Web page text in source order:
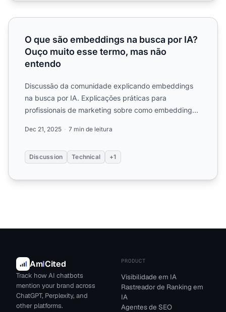
O que são embeddings na busca por IA? Ouço muito
O que são embeddings na busca por IA?
Ouço muito esse termo, mas não
entendo
Discussão da comunidade explicando embeddings
na busca por IA. Explicações práticas para
profissionais de marketing sobre como embeddings
Dec 21, 2025 7 min de leitura
Discussion Technical +1
AmICited
Track how AI chatbots
mention your brand across
ChatGPT, Perplexity, and
other platforms.
PRODUCT
Visibilidade em IA
Rastreador de Ranking em
IA
Agentes de SEO